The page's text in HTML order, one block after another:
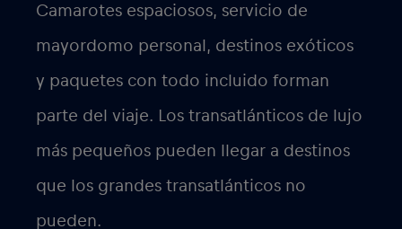
Camarotes espaciosos, servicio de
mayordomo personal, destinos exóticos
y paquetes con todo incluido forman
parte del viaje. Los transatlánticos de lujo
más pequeños pueden llegar a destinos
que los grandes transatlánticos no
pueden.